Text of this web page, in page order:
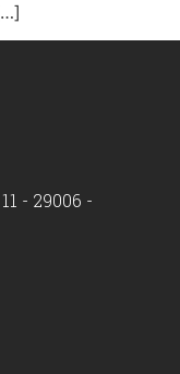
- 29006 -